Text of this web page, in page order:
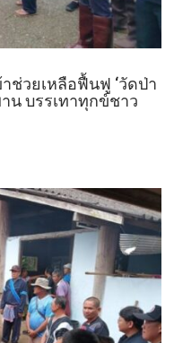
ช่วยเหลือฟื้นฟู ‘วัดป่า
น บรรเทาทุกข์ชาว